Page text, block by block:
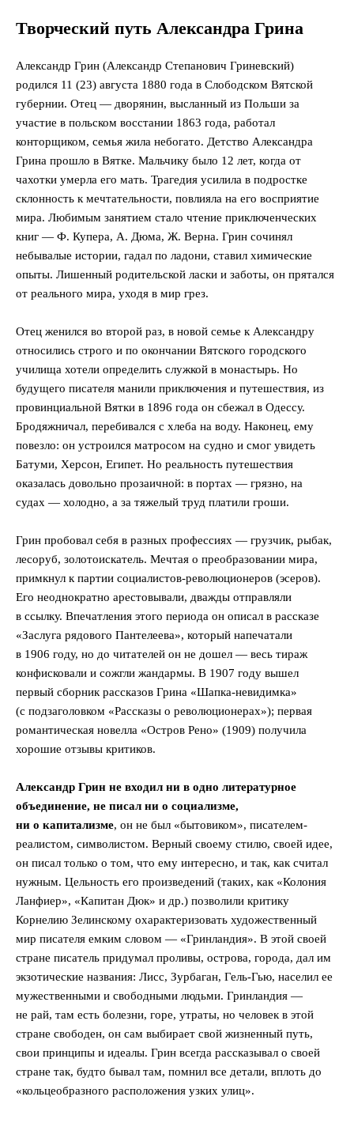
Творческий путь Александра Грина
Александр Грин (Александр Степанович Гриневский)
родился 11 (23) августа 1880 года в Слободском Вятской
губернии. Отец — дворянин, высланный из Польши за
участие в польском восстании 1863 года, работал
конторщиком, семья жила небогато. Детство Александра
Грина прошло в Вятке. Мальчику было 12 лет, когда от
чахотки умерла его мать. Трагедия усилила в подростке
склонность к мечтательности, повлияла на его восприятие
мира. Любимым занятием стало чтение приключенческих
книг — Ф. Купера, А. Дюма, Ж. Верна. Грин сочинял
небывалые истории, гадал по ладони, ставил химические
опыты. Лишенный родительской ласки и заботы, он прятался
от реального мира, уходя в мир грез.
Отец женился во второй раз, в новой семье к Александру
относились строго и по окончании Вятского городского
училища хотели определить служкой в монастырь. Но
будущего писателя манили приключения и путешествия, из
провинциальной Вятки в 1896 года он сбежал в Одессу.
Бродяжничал, перебивался с хлеба на воду. Наконец, ему
повезло: он устроился матросом на судно и смог увидеть
Батуми, Херсон, Египет. Но реальность путешествия
оказалась довольно прозаичной: в портах — грязно, на
судах — холодно, а за тяжелый труд платили гроши.
Грин пробовал себя в разных профессиях — грузчик, рыбак,
лесоруб, золотоискатель. Мечтая о преобразовании мира,
примкнул к партии социалистов-революционеров (эсеров).
Его неоднократно арестовывали, дважды отправляли
в ссылку. Впечатления этого периода он описал в рассказе
«Заслуга рядового Пантелеева», который напечатали
в 1906 году, но до читателей он не дошел — весь тираж
конфисковали и сожгли жандармы. В 1907 году вышел
первый сборник рассказов Грина «Шапка-невидимка»
(с подзаголовком «Рассказы о революционерах»); первая
романтическая новелла «Остров Рено» (1909) получила
хорошие отзывы критиков.
Александр Грин не входил ни в одно литературное
объединение, не писал ни о социализме,
ни о капитализме, он не был «бытовиком», писателем-
реалистом, символистом. Верный своему стилю, своей идее,
он писал только о том, что ему интересно, и так, как считал
нужным. Цельность его произведений (таких, как «Колония
Ланфиер», «Капитан Дюк» и др.) позволили критику
Корнелию Зелинскому охарактеризовать художественный
мир писателя емким словом — «Гринландия». В этой своей
стране писатель придумал проливы, острова, города, дал им
экзотические названия: Лисс, Зурбаган, Гель-Гью, населил ее
мужественными и свободными людьми. Гринландия —
не рай, там есть болезни, горе, утраты, но человек в этой
стране свободен, он сам выбирает свой жизненный путь,
свои принципы и идеалы. Грин всегда рассказывал о своей
стране так, будто бывал там, помнил все детали, вплоть до
«кольцеобразного расположения узких улиц».